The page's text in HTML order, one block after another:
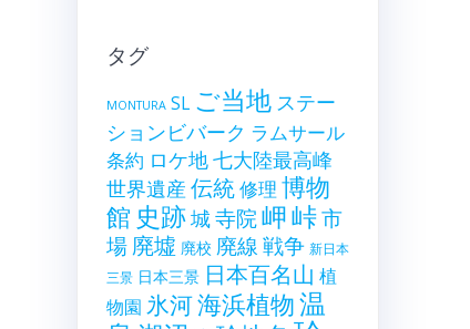
タグ
MONTURA SL ご当地 ステー
ションビバーク ラムサール
条約 ロケ地七大陸最高峰
世界遺産 伝統修理 博物
館 史跡城寺院岬峠市
場 廃墟 廃校 廃線戦争 新日本
三景 日本三景 日本百名山 植
物園 氷河海浜植物温